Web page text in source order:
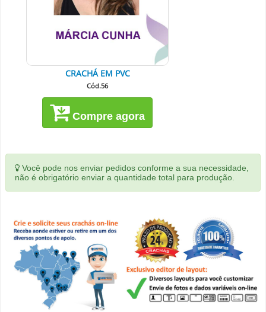
CRACHÁ EM PVC
Cód.56
Compre agora
Você pode nos enviar pedidos conforme a sua necessidade,
não é obrigatório enviar a quantidade total para produção.